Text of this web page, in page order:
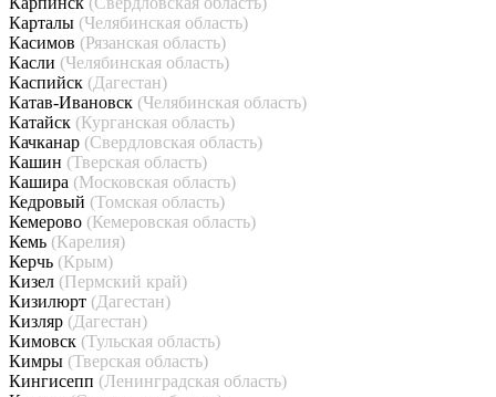
Карталы (Челябинская область)
Касимов (Рязанская область)
Касли (Челябинская область)
Каспийск (Дагестан)
Катав-Ивановск (Челябинская область)
Катайск (Курганская область)
Качканар (Свердловская область)
Кашин (Тверская область)
Кашира (Московская область)
Кедровый (Томская область)
Кемерово (Кемеровская область)
Кемь (Карелия)
Керчь (Крым)
Кизел (Пермский край)
Кизилюрт (Дагестан)
Кизляр (Дагестан)
Кимовск (Тульская область)
Кимры (Тверская область)
Кингисепп (Ленинградская область)